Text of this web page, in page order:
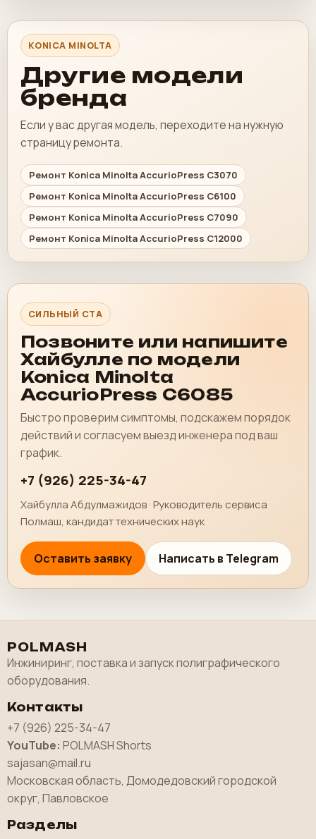
KONICA MINOLTA
Другие модели
бренда
Если у вас другая модель, переходите на нужную
страницу ремонта.
Ремонт Konica Minolta AccurioPress C3070
Ремонт Konica Minolta AccurioPress C6100
Ремонт Konica Minolta AccurioPress C7090
Ремонт Konica Minolta AccurioPress C12000
СИЛЬНЫЙ CTA
Позвоните или напишите
Хайбулле по модели
Konica Minolta
AccurioPress C6085
Быстро проверим симптомы, подскажем порядок
действий и согласуем выезд инженера под ваш
график.
+7 (926) 225-34-47
Хайбулла Абдулмажидов · Руководитель сервиса
Полмаш, кандидат технических наук
Оставить заявку Написать в Telegram
POLMASH
Инжиниринг, поставка и запуск полиграфического
оборудования.
Контакты
+7 (926) 225-34-47
YouTube: POLMASH Shorts
sajasan@mail.ru
Московская область, Домодедовский городской
округ, Павловское
Разделы